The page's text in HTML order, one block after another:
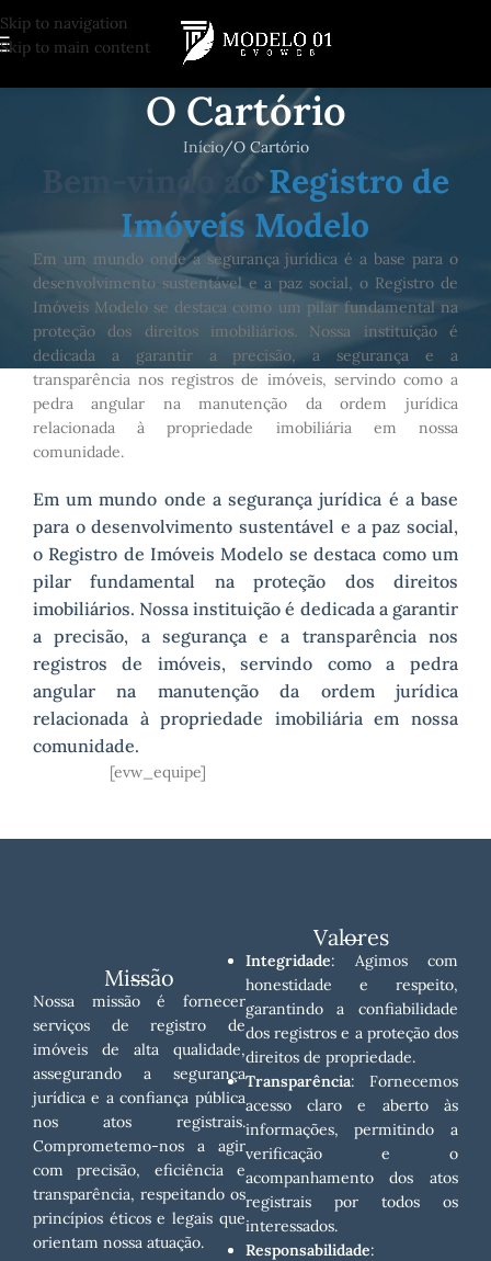
Skip to navigation
Skip to main content
O Cartório
Início O Cartório
Bem-vindo aoRegistro de
Imóveis Modelo
Em um mundo onde a segurança jurídica é a base para o
desenvolvimento sustentável e a paz social, o Registro de
Imóveis Modelo se destaca como um pilar fundamental na
proteção dos direitos imobiliários. Nossa instituição é
dedicada a garantir a precisão, a segurança e a
transparência nos registros de imóveis, servindo como a
pedra angular na manutenção da ordem jurídica
relacionada à propriedade imobiliária em nossa
comunidade.
Em um mundo onde a segurança jurídica é a base
para o desenvolvimento sustentável e a paz social,
o Registro de Imóveis Modelo se destaca como um
pilar fundamental na proteção dos direitos
imobiliários. Nossa instituição é dedicada a garantir
a precisão, a segurança e a transparência nos
registros de imóveis, servindo como a pedra
angular na manutenção da ordem jurídica
relacionada à propriedade imobiliária em nossa
comunidade.
[evw_equipe]
Missão
Nossa missão é fornecer
serviços de registro de
imóveis de alta qualidade,
assegurando a segurança
jurídica e a confiança pública
nos atos registrais.
Comprometemo-nos a agir
com precisão, eficiência e
transparência, respeitando os
princípios éticos e legais que
orientam nossa atuação.
Valores
Integridade: Agimos com
honestidade e respeito,
garantindo a confiabilidade
dos registros e a proteção dos
direitos de propriedade.
Transparência: Fornecemos
acesso claro e aberto às
informações, permitindo a
verificação e o
acompanhamento dos atos
registrais por todos os
interessados.
Responsabilidade: